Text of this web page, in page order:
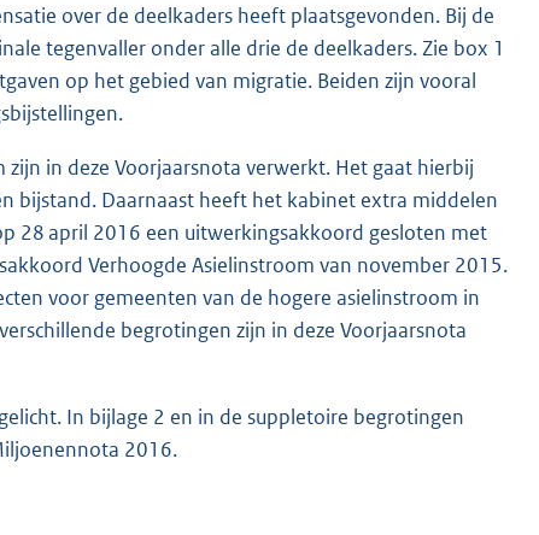
over de deelkaders heeft plaatsgevonden. Bij de
tegenvaller onder alle drie de deelkaders. Zie box 1
op het gebied van migratie. Beiden zijn vooral
in deze Voorjaarsnota verwerkt. Het gaat hierbij
bijstand. Daarnaast heeft het kabinet extra middelen
28 april 2016 een uitwerkingsakkoord gesloten met
Verhoogde Asielinstroom van november 2015.
voor gemeenten van de hogere asielinstroom in
begrotingen zijn in deze Voorjaarsnota
In bijlage 2 en in de suppletoire begrotingen
2016.